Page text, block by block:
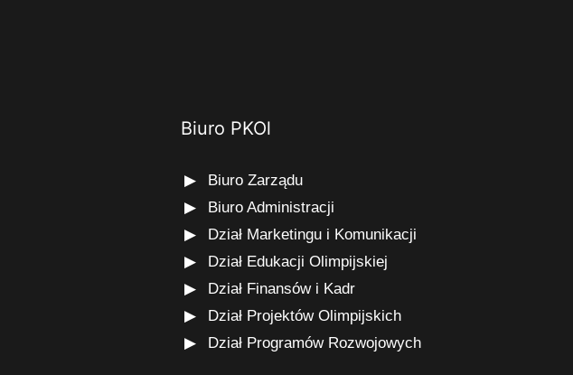
Biuro PKOl
Biuro Zarządu
Biuro Administracji
Dział Marketingu i Komunikacji
Dział Edukacji Olimpijskiej
Dział Finansów i Kadr
Dział Projektów Olimpijskich
Dział Programów Rozwojowych